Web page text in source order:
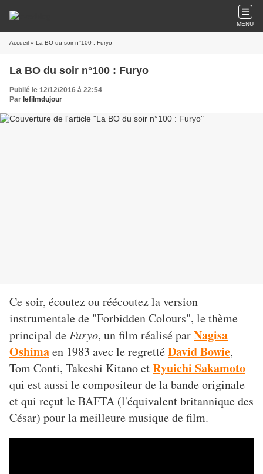
MENU
Accueil » La BO du soir n°100 : Furyo
La BO du soir n°100 : Furyo
Publié le 12/12/2016 à 22:54
Par lefilmdujour
Ce soir, écoutez ou réécoutez la version
instrumentale de "Forbidden Colours", le thème
principal de Furyo, un film réalisé parNagisa
Oshimaen 1983 avec le regrettéDavid Bowie,
Tom Conti, Takeshi Kitano etRyuichi Sakamoto
qui est aussi le compositeur de la bande originale
et qui reçut le BAFTA (l'équivalent britannique des
César) pour la meilleure musique de film.